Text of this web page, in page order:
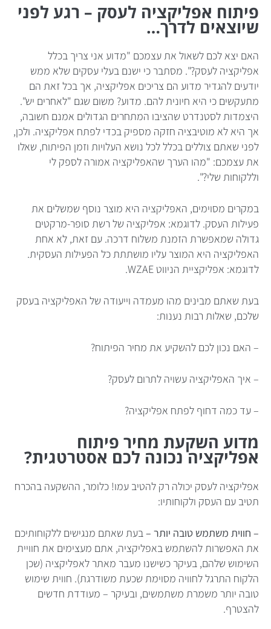
פיתוח אפליקציה לעסק – רגע לפני
שיוצאים לדרך…
האם יצא לכם לשאול את עצמכם "מדוע אני צריך בכלל
אפליקציה לעסק?". מסתבר כי ישנם בעלי עסקים שלא ממש
יודעים להגדיר מדוע הם צריכים אפליקציה, אך בכל זאת הם
מתעקשים כי היא חיונית להם. מדוע? משום שגם "לאחרים יש".
היצמדות לסטנדרט שהציבו המתחרים הגדולים אמנם חשובה,
אך היא לא מוטיבציה חזקה מספיק בכדי לפתח אפליקציה. ולכן,
לפני שאתם צוללים בכלל לכל נושא העלויות וזמן הפיתוח, שאלו
את עצמכם: "מהו הערך שהאפליקציה אמורה לספק לי
וללקוחות שלי?".
במקרים מסוימים, האפליקציה היא מוצר נוסף שמשלים את
פעילות העסק. לדוגמא: אפליקציה של רשת סופר-מרקטים
גדולה שמאפשרת הזמנת משלוח דרכה. עם זאת, לא אחת
האפליקציה היא המוצר עליו מושתתת כל הפעילות העסקית.
לדוגמא: אפליקציית הניווט WZAE.
בעת שאתם מבינים מהו מעמדה וייעודה של האפליקציה בעסק
שלכם, שאלות רבות נענות:
– האם נכון לכם להשקיע את מחיר הפיתוח?
– איך האפליקציה עשויה לתרום לעסק?
– עד כמה דחוף לפתח אפליקציה?
מדוע השקעת מחיר פיתוח
אפליקציה נכונה לכם אסטרטגית?
אפליקציה לעסק יכולה רק להטיב עמו! כלומר, ההשקעה בהכרח
תטיב עם העסק ולקוחותיו:
– חווית משתמש טובה יותר –בעת שאתם מנגישים ללקוחותיכם
את האפשרות להשתמש באפליקציה, אתם מעצימים את חוויית
השימוש שלהם, בעיקר כשישנו מעבר מאתר לאפליקציה (שכן
הלקוח התרגל לחוויה מסוימת שכעת משודרגת). חווית שימוש
טובה יותר משמרת משתמשים, ובעיקר – מעודדת חדשים
להצטרף.